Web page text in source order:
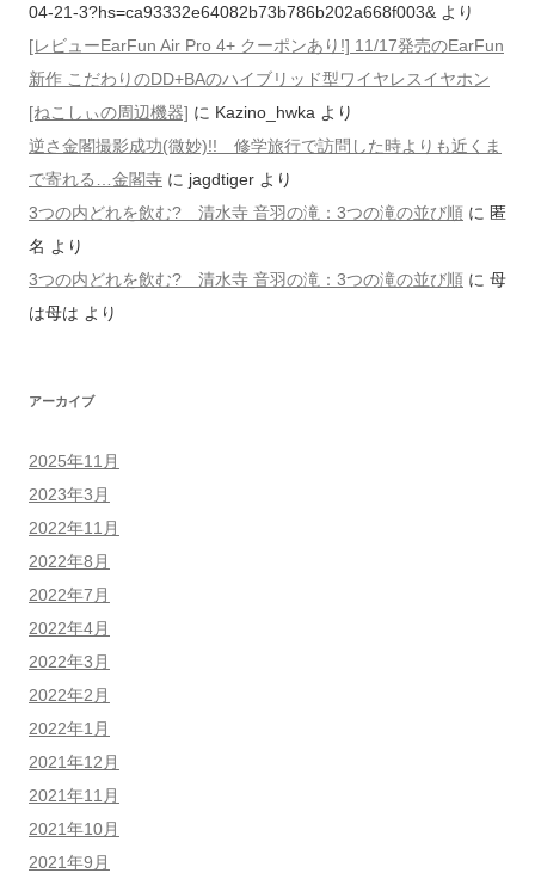
04-21-3?hs=ca93332e64082b73b786b202a668f003& より
[レビューEarFun Air Pro 4+ クーポンあり!] 11/17発売のEarFun
新作 こだわりのDD+BAのハイブリッド型ワイヤレスイヤホン
[ねこしぃの周辺機器] に Kazino_hwka より
逆さ金閣撮影成功(微妙)!! 修学旅行で訪問した時よりも近くま
で寄れる…金閣寺 に jagdtiger より
3つの内どれを飲む? 清水寺 音羽の滝：3つの滝の並び順 に 匿
名 より
3つの内どれを飲む? 清水寺 音羽の滝：3つの滝の並び順 に 母
は母は より
アーカイブ
2025年11月
2023年3月
2022年11月
2022年8月
2022年7月
2022年4月
2022年3月
2022年2月
2022年1月
2021年12月
2021年11月
2021年10月
2021年9月